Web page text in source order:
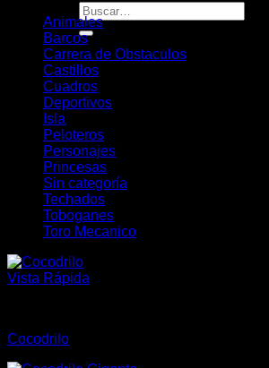
Buscar
por:
Animales
Barcos
Carrera de Obstaculos
Castillos
Cuadros
Deportivos
Isla
Peloteros
Personajes
Princesas
Sin categoría
Techados
Toboganes
Toro Mecanico
Vista Rápida
Cocodrilo